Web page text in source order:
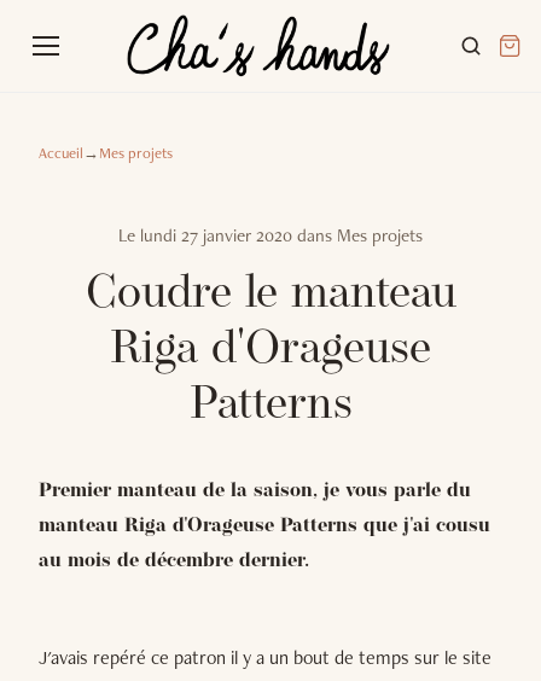
Accueil→Mes projets
Le lundi 27 janvier 2020 dans Mes projets
Coudre le manteau
Riga d'Orageuse
Patterns
Premier manteau de la saison, je vous parle du
manteau Riga d'Orageuse Patterns que j'ai cousu
au mois de décembre dernier.
J'avais repéré ce patron il y a un bout de temps sur le site